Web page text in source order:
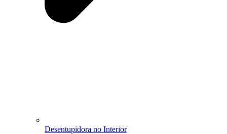
Desentupidora no Interior